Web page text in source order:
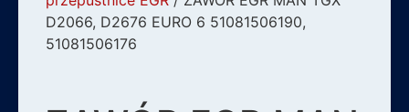
D2066, D2676 EURO 6 51081506190,
51081506176